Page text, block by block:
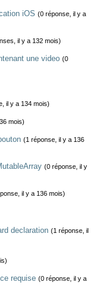
iOS (0 réponse, il y a
il y a 132 mois)
une video (0
il y a 134 mois)
mois)
(1 réponse, il y a 136
(0 réponse, il y
il y a 136 mois)
declaration (1 réponse, il
requise (0 réponse, il y a